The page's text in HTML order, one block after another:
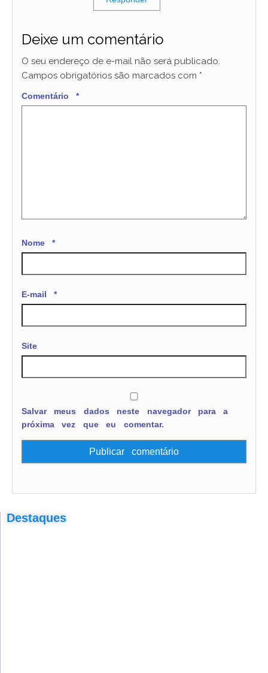
Deixe um comentário
O seu endereço de e-mail não será publicado.
Campos obrigatórios são marcados com *
Comentário*
Nome*
E-mail*
Site
Salvar meus dados neste navegador para a
próxima vez que eu comentar.
Destaques